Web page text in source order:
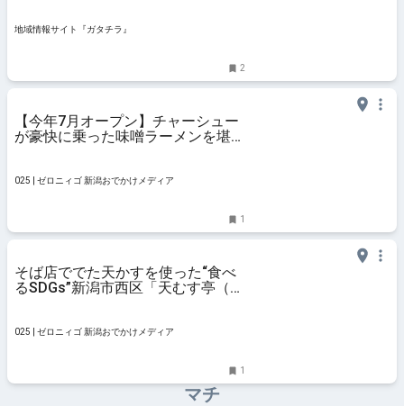
地域情報サイト『ガタチラ』
2
【今年7月オープン】チャーシュー
が豪快に乗った味噌ラーメンを堪能
ンチ #味噌 #新店 #醤油
025 | ゼロニィゴ 新潟おでかけメディア
1
そば店ででた天かすを使った“食べ
るSDGs”新潟市西区「天むす亭（蕎
#ランチ #天むす #日高優希アナウ
025 | ゼロニィゴ 新潟おでかけメディア
1
マチ